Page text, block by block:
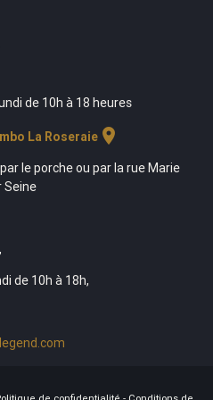
de 10h à 18 heures
La Roseraielocation_on
le porche ou par la rue Marie
Seine
de 10h à 18h,